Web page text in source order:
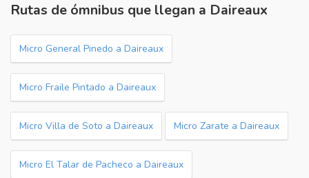
Rutas de ómnibus que llegan a Daireaux
Micro General Pinedo a Daireaux
Micro Fraile Pintado a Daireaux
Micro Villa de Soto a Daireaux Micro Zarate a Daireaux
Micro El Talar de Pacheco a Daireaux